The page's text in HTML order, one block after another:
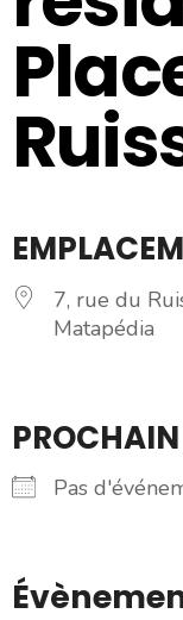
7, rue du
Matapédia
Pas